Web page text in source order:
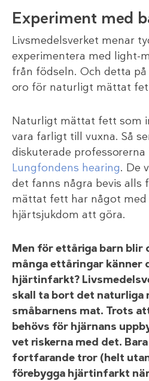
Experiment med
Livsmedelsverket menar
experimentera med light-
från födseln. Och detta
oro för naturligt mättat
Naturligt mättat fett som
vara farligt till vuxna. Så
diskuterade professorerna
Lungfondens hearing. De
det fanns några bevis
mättat fett har något med
hjärtsjukdom att göra.
Men för ettåriga barn blir
många ettåringar känner
hjärtinfarkt?
skall ta bort det
småbarnens mat. Trots
behövs för hjärnans
vet riskerna med det.
fortfarande tror (helt
förebygga hjärtinfarkt